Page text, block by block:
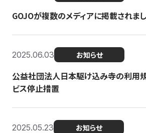
GOJOが複数のメディアに掲載されま
2025.06.03 お知らせ
公益社団法人日本駆け込み寺の利用
ビス停止措置
2025.05.23 お知らせ